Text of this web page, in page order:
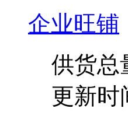
企业旺铺
供货总
更新时